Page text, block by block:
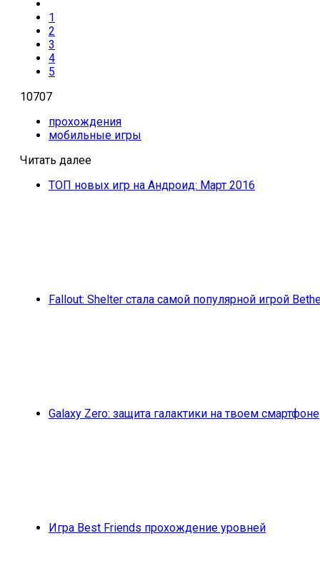
1
2
3
4
5
10707
прохождения
мобильные игры
Читать далее
ТОП новых игр на Андроид: Март 2016
Fallout: Shelter стала самой популярной игрой
Galaxy Zero: защита галактики на твоем смартфоне
Игра Best Friends прохождение уровней